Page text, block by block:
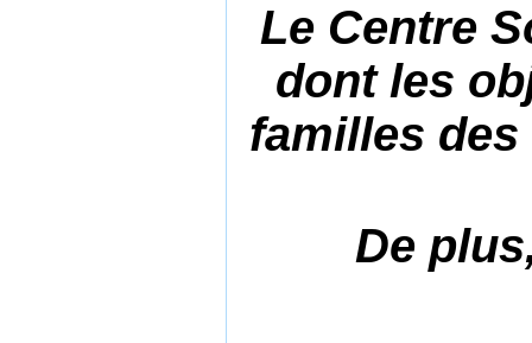
Le Centre
dont les
familles
De